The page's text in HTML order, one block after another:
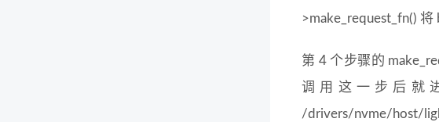
>make_request_fn()
第 4 个步骤的
调用这一步后就
/drivers/nvme/host/